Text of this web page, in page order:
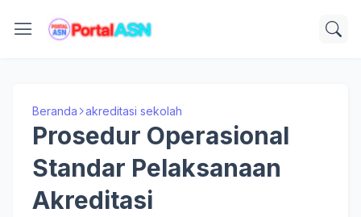
Beranda akreditasi sekolah
Prosedur Operasional
Standar Pelaksanaan
Akreditasi